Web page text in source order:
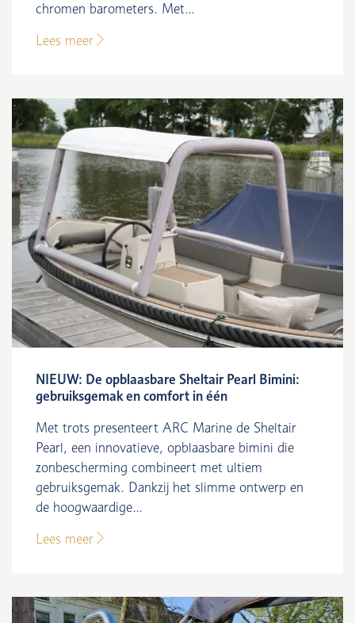
chromen barometers. Met...
Lees meer
NIEUW: De opblaasbare Sheltair Pearl Bimini:
gebruiksgemak en comfort in één
Met trots presenteert ARC Marine de Sheltair
Pearl, een innovatieve, opblaasbare bimini die
zonbescherming combineert met ultiem
gebruiksgemak. Dankzij het slimme ontwerp en
de hoogwaardige...
Lees meer